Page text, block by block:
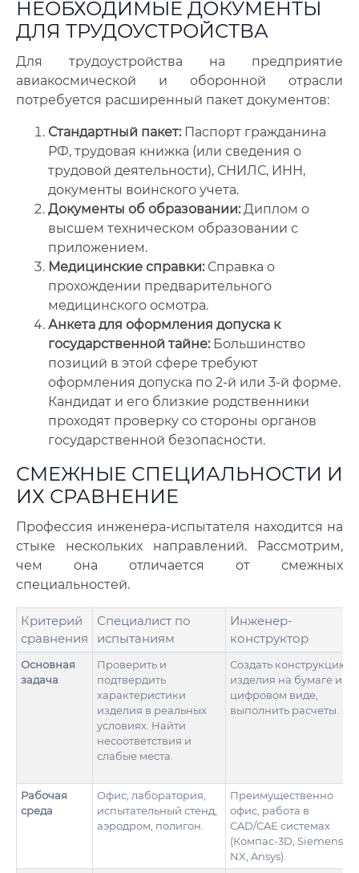
НЕОБХОДИМЫЕ ДОКУМЕНТЫ
ДЛЯ ТРУДОУСТРОЙСТВА
Для трудоустройства на предприятие
авиакосмической и оборонной отрасли
потребуется расширенный пакет документов:
Стандартный пакет:Паспорт гражданина
РФ, трудовая книжка (или сведения о
трудовой деятельности), СНИЛС, ИНН,
документы воинского учета.
Документы об образовании:Диплом о
высшем техническом образовании с
приложением.
Медицинские справки:Справка о
прохождении предварительного
медицинского осмотра.
Анкета для оформления допуска к
государственной тайне:Большинство
позиций в этой сфере требуют
оформления допуска по 2-й или 3-й форме.
Кандидат и его близкие родственники
проходят проверку со стороны органов
государственной безопасности.
СМЕЖНЫЕ СПЕЦИАЛЬНОСТИ И
ИХ СРАВНЕНИЕ
Профессия инженера-испытателя находится на
стыке нескольких направлений. Рассмотрим,
чем она отличается от смежных
специальностей.
Критерий
сравнения
Специалист по
испытаниям
Инженер-
конструктор
Основная
задача
Проверить и
подтвердить
характеристики
изделия в реальных
условиях. Найти
несоответствия и
слабые места.
Создать конструкцию
изделия на бумаге и в
цифровом виде,
выполнить расчеты.
Рабочая
среда
Офис, лаборатория,
испытательный стенд,
аэродром, полигон.
Преимущественно
офис, работа в
CAD/CAE системах
(Компас-3D, Siemens
NX, Ansys).